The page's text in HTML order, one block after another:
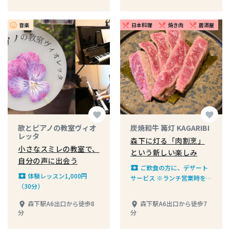
insert_emoticon 音楽
favorite
歌とピアノの教室ヴィオ
レッタ
小さなスミレの教室で、
自分の声に出会う
local_play 体験レッスン1,000円
（30分）
place 森下駅A6出口から徒歩8
分
restaurant_menu 日本料理 restaurant_menu 焼き肉 restaurant_menu 居酒屋
favorite
炭焼和牛 篝灯 KAGARIBI
森下に灯る「肉割烹」
という新しい楽しみ
local_play ご飲食の方に、デザート
サービス ※ランチ営業時を除
place 森下駅A6出口から徒歩7
分